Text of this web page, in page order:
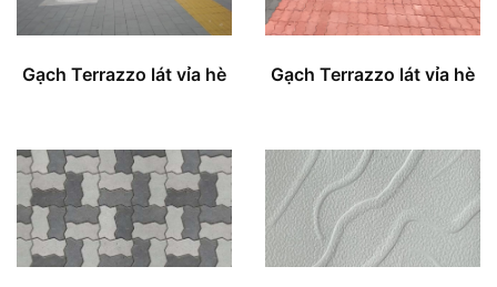
Gạch Terrazzo lát vỉa hè Gạch Terrazzo lát vỉa hè